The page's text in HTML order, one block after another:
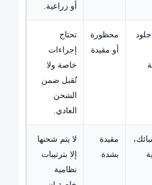
أو زراعية.
محظورة
أو مقيدة
تحتاج
إجراءات
خاصة ولا
تُقبل ضمن
الشحن
العادي.
مقيدة
بشدة
لا يتم شحنها
إلا بترتيبات
نظامية